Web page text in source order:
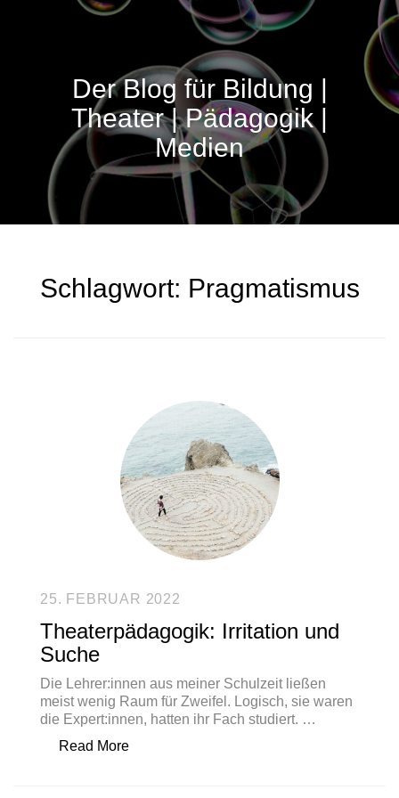
Der Blog für Bildung |
Theater | Pädagogik |
Medien
Schlagwort: Pragmatismus
25. FEBRUAR 2022
Theaterpädagogik: Irritation und
Suche
Die Lehrer:innen aus meiner Schulzeit ließen
meist wenig Raum für Zweifel. Logisch, sie waren
die Expert:innen, hatten ihr Fach studiert. …
Read More„Theaterpädagogik: Irritation und Suche“